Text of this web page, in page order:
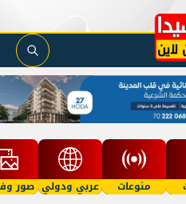
منوعات عربي ودولي صور